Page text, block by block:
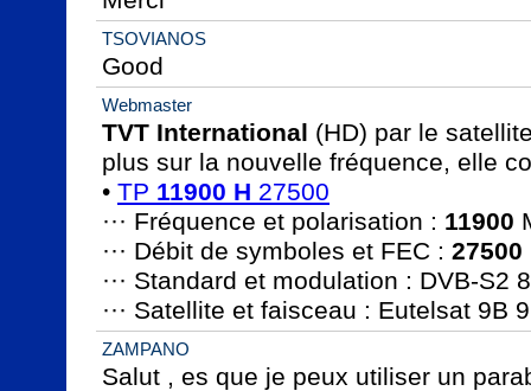
TSOVIANOS
Good
Webmaster
TVT International (HD) par le
plus sur la nouvelle fréquence, elle
• TP 11900 H 27500
··· Fréquence et polarisation : 11900
··· Débit de symboles et FEC : 27500
··· Standard et modulation : DVB-S2
··· Satellite et faisceau : Eutelsat 9B
ZAMPANO
Salut , es que je peux utiliser un